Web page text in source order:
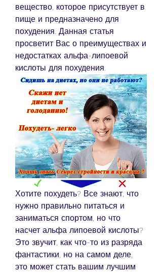
вещество, которое присутствует в
пище и предназначено для
похудения. Данная статья
просветит Вас о преимуществах и
недостатках альфа-липоевой
кислоты для похудения.
Хотите похудеть? Все знают, что
нужно правильно питаться и
заниматься спортом, но что
насчет альфа липоевой кислоты?
Это звучит, как что-то из разряда
фантастики, но на самом деле,
это может стать вашим лучшим